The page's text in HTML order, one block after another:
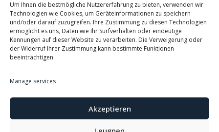
Um Ihnen die bestmögliche Nutzererfahrung zu bieten, verwenden wir
Technologien wie Cookies, um Geräteinformationen zu speichern
und/oder darauf zuzugreifen. Ihre Zustimmung zu diesen Technologien
ermöglicht es uns, Daten wie Ihr Surfverhalten oder eindeutige
Kennungen auf dieser Website zu verarbeiten. Die Verweigerung oder
der Widerruf Ihrer Zustimmung kann bestimmte Funktionen
beeinträchtigen.
Manage services
Akzeptieren
/restaurant
Bowling
Kontaktieren Sie uns
Marktplatz 4, 3364 Neuhofen an der Ybbs Österreich
+43 660 1201212